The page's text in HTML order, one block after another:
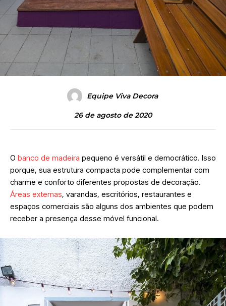
Equipe Viva Decora
26 de agosto de 2020
O banco de madeira pequeno é versátil e democrático. Isso
porque, sua estrutura compacta pode complementar com
charme e conforto diferentes propostas de decoração.
Áreas externas, varandas, escritórios, restaurantes e
espaços comerciais são alguns dos ambientes que podem
receber a presença desse móvel funcional.